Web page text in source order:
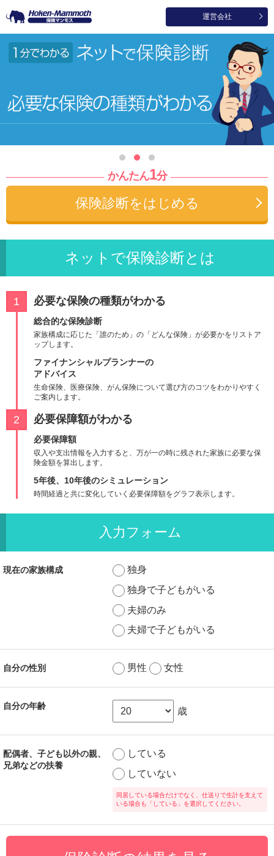
運営会社
かんたん1分
保険診断をはじめる
ネットで保険診断とは
必要な保険の種類がわかる
総合的な保険診断
家族構成に応じた「誰のため」の「どんな保険」が必要かをリストア
ップします。
ファイナンシャルプランナーの
アドバイス
生命保険、医療保険、がん保険について選び方のコツをわかりやすく
ご案内します。
必要保障額がわかる
必要保障額
収入や支出情報を入力すると、万が一の時に残された家族に必要な保
険金額を算出します。
5年後、10年後のシミュレーション
時間経過と共に変化していく必要保障額をグラフ表示します。
入力フォーム
現在の家族構成
独身
独身で子どもがいる
夫婦のみ
夫婦で子どもがいる
自分の性別 男性 女性
自分の年齢 歳
配偶者、子ども以外の親、
兄弟などの扶養
している
していない
同居している場合だけでなく、仕送りで生計を支えて
いる場合も「している」を選択してください。